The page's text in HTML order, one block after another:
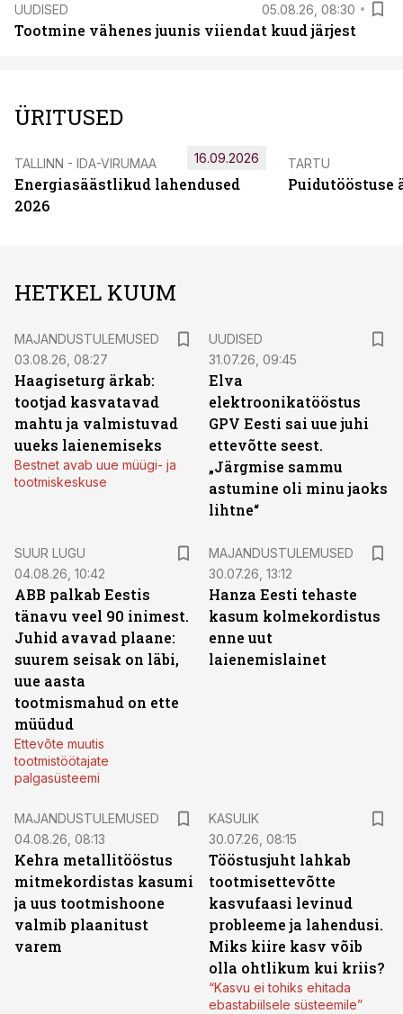
UUDISED 05.08.26, 08:30
Tootmine vähenes juunis viiendat kuud järjest
ÜRITUSED
TALLINN - IDA-VIRUMAA
Energiasäästlikud lahendused
2026
16.09.2026 TARTU
Puidutööstuse
HETKEL KUUM
MAJANDUSTULEMUSED
03.08.26, 08:27
Haagiseturg ärkab:
tootjad kasvatavad
mahtu ja valmistuvad
uueks laienemiseks
Bestnet avab uue müügi- ja
tootmiskeskuse
UUDISED
31.07.26, 09:45
Elva
elektroonikatööstus
GPV Eesti sai uue juhi
ettevõtte seest.
„Järgmise sammu
astumine oli minu jaoks
lihtne“
SUUR LUGU
04.08.26, 10:42
ABB palkab Eestis
tänavu veel 90 inimest.
Juhid avavad plaane:
suurem seisak on läbi,
uue aasta
tootmismahud on ette
müüdud
Ettevõte muutis
tootmistöötajate
palgasüsteemi
MAJANDUSTULEMUSED
30.07.26, 13:12
Hanza Eesti tehaste
kasum kolmekordistus
enne uut
laienemislainet
MAJANDUSTULEMUSED
04.08.26, 08:13
Kehra metallitööstus
mitmekordistas kasumi
ja uus tootmishoone
valmib plaanitust
varem
KASULIK
30.07.26, 08:15
Tööstusjuht lahkab
tootmisettevõtte
kasvufaasi levinud
probleeme ja lahendusi.
Miks kiire kasv võib
olla ohtlikum kui kriis?
“Kasvu ei tohiks ehitada
ebastabiilsele süsteemile”